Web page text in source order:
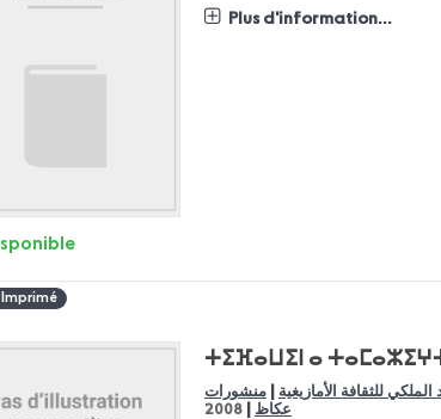
Plus d'information...
ⵜⵉⴼⴰⵡⵉⵏ ⴰ
الملكي للثقافة الأمازيغية |منشورات
عكاظ
|
2008